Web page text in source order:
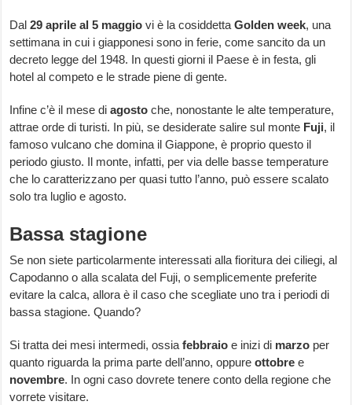
Dal29 aprile al 5 maggio vi è la cosiddettaGolden week, una
settimana in cui i giapponesi sono in ferie, come sancito da un
decreto legge del 1948. In questi giorni il Paese è in festa, gli
hotel al competo e le strade piene di gente.
Infine c’è il mese diagostoche, nonostante le alte temperature,
attrae orde di turisti. In più, se desiderate salire sul monte Fuji, il
famoso vulcano che domina il Giappone, è proprio questo il
periodo giusto. Il monte, infatti, per via delle basse temperature
che lo caratterizzano per quasi tutto l’anno, può essere scalato
solo tra luglio e agosto.
Bassa stagione
Se non siete particolarmente interessati alla fioritura dei ciliegi, al
Capodanno o alla scalata del Fuji, o semplicemente preferite
evitare la calca, allora è il caso che scegliate uno tra i periodi di
bassa stagione. Quando?
Si tratta dei mesi intermedi, ossiafebbraio e inizi di marzo per
quanto riguarda la prima parte dell’anno, oppure ottobree
novembre. In ogni caso dovrete tenere conto della regione che
vorrete visitare.